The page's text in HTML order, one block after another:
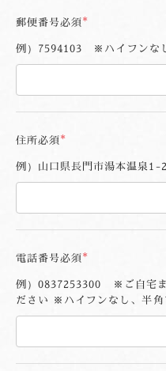
郵便番号必須
例）7594103 ※ハイフンな
住所必須
例）山口県長門市湯本温泉1-
電話番号必須
例）0837253300 ※ご自宅ま
ださい ※ハイフンなし、半角